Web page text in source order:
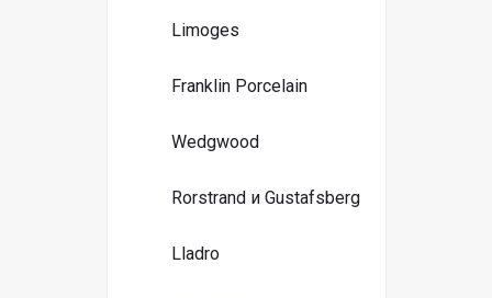
Limoges
Franklin Porcelain
Wedgwood
Rorstrand и Gustafsberg
Lladro